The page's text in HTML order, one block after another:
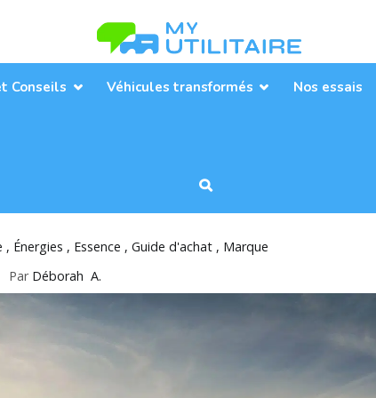
MyUtilitaire
Conseils Véhicules transformés Nos essais
Énergies Essence Guide d'achat
Marque
Par Déborah A.